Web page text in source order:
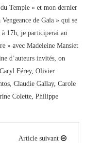
Temple » et mon dernier
de Gaïa » qui se
17h, je participerai au
» avec Madeleine Mansiet
d’auteurs invités, on
Férey, Olivier
Claudie Gallay, Carole
Colette, Philippe
Article suivant